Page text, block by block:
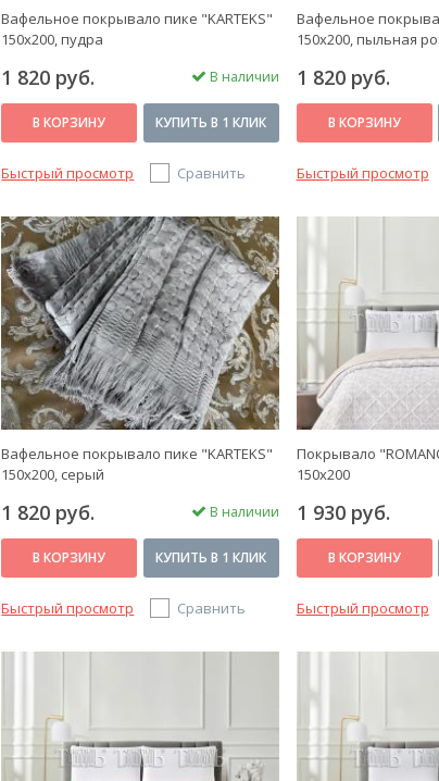
Вафельное покрывало пике "KARTEKS"
150х200, пудра
1 820 руб. В наличии
В КОРЗИНУ КУПИТЬ В 1 КЛИК
Быстрый просмотр Сравнить
Вафельное
150х200, пыльная
1 820 руб.
В КОРЗИНУ
Быстрый просмотр
Вафельное покрывало пике "KARTEKS"
150х200, серый
1 820 руб. В наличии
В КОРЗИНУ КУПИТЬ В 1 КЛИК
Быстрый просмотр Сравнить
Покрывало
150х200
1 930 руб.
В КОРЗИНУ
Быстрый просмотр